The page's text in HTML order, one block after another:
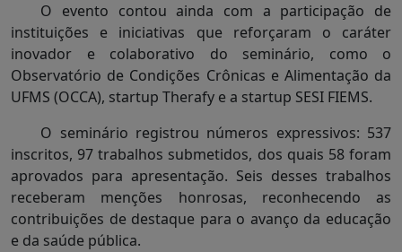
O evento contou ainda com a participação de
instituições e iniciativas que reforçaram o caráter
inovador e colaborativo do seminário, como o
Observatório de Condições Crônicas e Alimentação da
UFMS (OCCA), startup Therafy e a startup SESI FIEMS.
O seminário registrou números expressivos: 537
inscritos, 97 trabalhos submetidos, dos quais 58 foram
aprovados para apresentação. Seis desses trabalhos
receberam menções honrosas, reconhecendo as
contribuições de destaque para o avanço da educação
e da saúde pública.